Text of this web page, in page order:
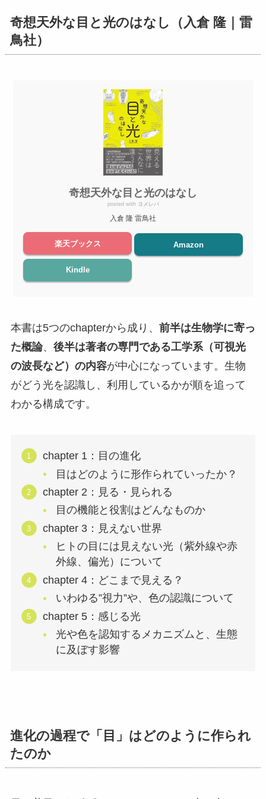
奇想天外な目と光のはなし（入倉 隆｜雷
鳥社）
奇想天外な目と光のはなし
posted with ヨメレバ
入倉 隆 雷鳥社
楽天ブックス Amazon
Kindle
本書は5つのchapterから成り、 前半は生物学に寄っ
た概論、 後半は著者の専門である工学系（可視光
の波長など）の内容が中心になっています。生物
がどう光を認識し、利用しているかが順を追って
わかる構成です。
chapter 1：目の進化
目はどのように形作られていったか？
chapter 2：見る・見られる
目の機能と役割はどんなものか
chapter 3：見えない世界
ヒトの目には見えない光（紫外線や赤
外線、偏光）について
chapter 4：どこまで見える？
いわゆる”視力”や、色の認識について
chapter 5：感じる光
光や色を認知するメカニズムと、生態
に及ぼす影響
進化の過程で「目」はどのように作られ
たのか